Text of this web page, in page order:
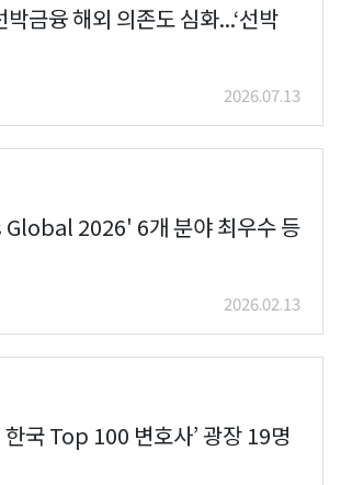
금융 해외 의존도 심화...‘선박
2026.07.13
2026' 6개 분야 최우수 등
2026.02.13
국 Top 100 변호사’ 광장 19명